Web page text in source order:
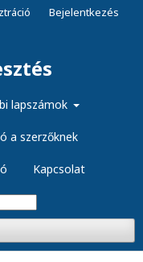
lapszámok
a szerzőknek
Kapcsolat
Bejelentkezés